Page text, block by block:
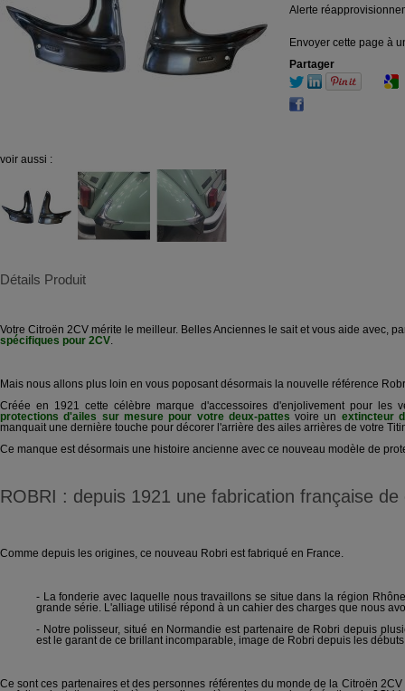
voir aussi :
Alerte
Envoyer cette page à
Partager
Détails Produit
Votre Citroën 2CV mérite le meilleur. Belles Anciennes le sait et vous aide avec,
spécifiques pour 2CV.
Mais nous allons plus loin en vous poposant désormais la nouvelle référence
Créée en 1921 cette célèbre marque d'accessoires d'enjolivement pour les
protections d'ailes sur mesure pour votre deux-pattes voire un extincteur
manquait une dernière touche pour décorer l'arrière des ailes arrières de votre
Ce manque est désormais une histoire ancienne avec ce nouveau modèle de
ROBRI : depuis 1921 une fabrication française de
Comme depuis les origines, ce nouveau Robri est fabriqué en France.
- La fonderie avec laquelle nous travaillons se situe dans la région
grande série. L'alliage utilisé répond à un cahier des charges que nous
- Notre polisseur, situé en Normandie est partenaire de Robri depuis
est le garant de ce brillant incomparable, image de Robri depuis les
Ce sont ces partenaires et des personnes référentes du monde de la Citroën